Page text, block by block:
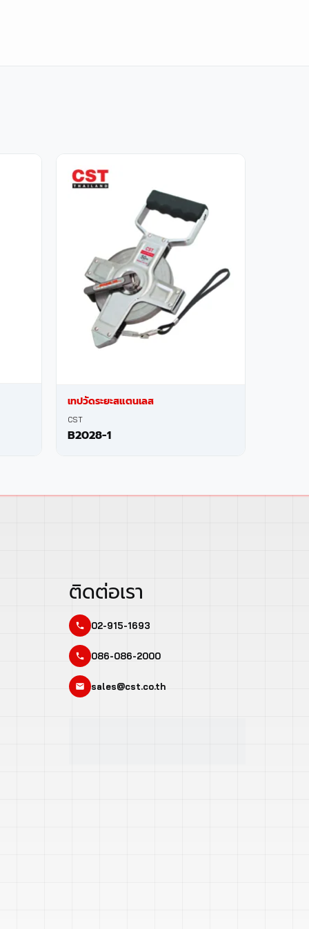
เทปวัดระยะสแตนเลส
CST
B2028-1
ติดต่อเรา
02-915-1693
086-086-2000
sales@cst.co.th